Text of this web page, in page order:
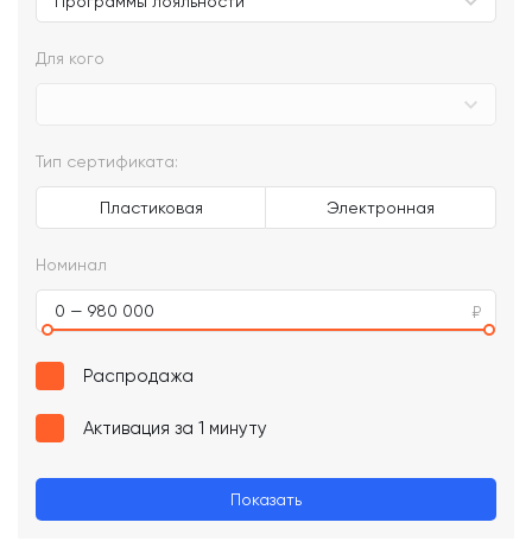
Для кого
Тип сертификата:
Пластиковая Электронная
Номинал
0 — 980 000
Распродажа
Активация за 1 минуту
Показать